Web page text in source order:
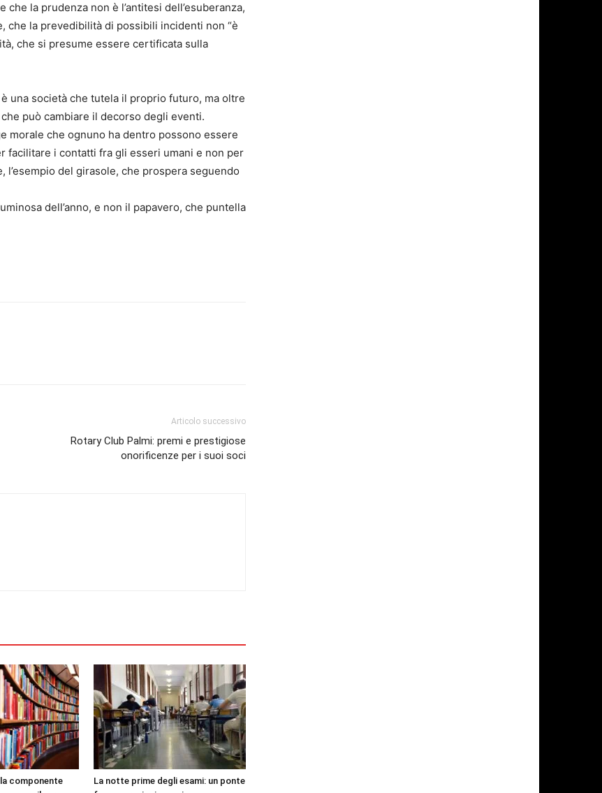
la prudenza non è l’antitesi dell’esuberanza,
che la prevedibilità di possibili incidenti non “è
che si presume essere certificata sulla
una società che tutela il proprio futuro, ma oltre
può cambiare il decorso degli eventi.
morale che ognuno ha dentro possono essere
facilitare i contatti fra gli esseri umani e non per
del girasole, che prospera seguendo
dell’anno, e non il papavero, che puntella
Articolo successivo
Rotary Club Palmi: premi e prestigiose
onorificenze per i suoi soci
componente
La notte prime degli esami: un ponte